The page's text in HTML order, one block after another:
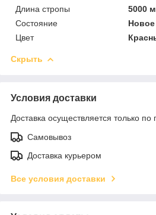
Длина стропы
5000
Состояние
Новое
Цвет
Скрыть
Условия доставки
Доставка осуществляется только по
Самовывоз
Доставка курьером
Все условия доставки